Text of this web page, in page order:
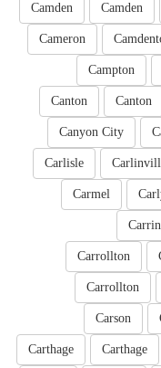
Camden
Camden
Cameron
Campton
Canton
Canton
Canyon City
Carlisle
Carmel
Carrollton
Carrollton
Carson
Carthage
Carthage